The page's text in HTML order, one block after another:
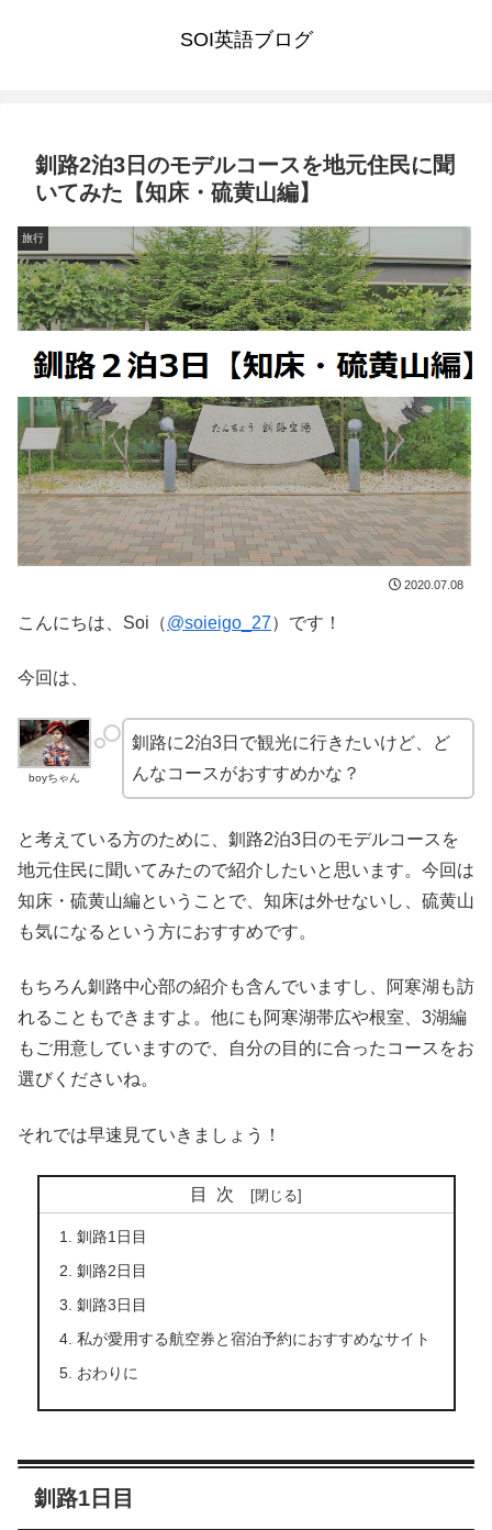
SOI英語ブログ
釧路2泊3日のモデルコースを地元住民に聞
いてみた【知床・硫黄山編】
旅行
2020.07.08
こんにちは、Soi（@soieigo_27）です！
今回は、
boyちゃん
釧路に2泊3日で観光に行きたいけど、ど
んなコースがおすすめかな？
と考えている方のために、釧路2泊3日のモデルコースを
地元住民に聞いてみたので紹介したいと思います。今回は
知床・硫黄山編ということで、知床は外せないし、硫黄山
も気になるという方におすすめです。
もちろん釧路中心部の紹介も含んでいますし、阿寒湖も訪
れることもできますよ。他にも阿寒湖帯広や根室、3湖編
もご用意していますので、自分の目的に合ったコースをお
選びくださいね。
それでは早速見ていきましょう！
目次
釧路1日目
釧路2日目
釧路3日目
私が愛用する航空券と宿泊予約におすすめなサイト
おわりに
釧路1日目